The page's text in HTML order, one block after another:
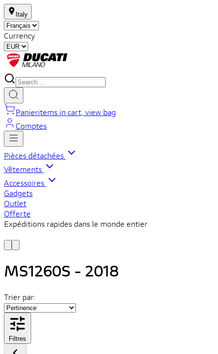
Italy
Currency
Panieritems in cart, view bag
Comptes
Pièces détachées
Vêtements
Accessoires
Gadgets
Outlet
Offerte
Expéditions rapides dans le monde entier
MS1260S - 2018
Trier par:
Filtres